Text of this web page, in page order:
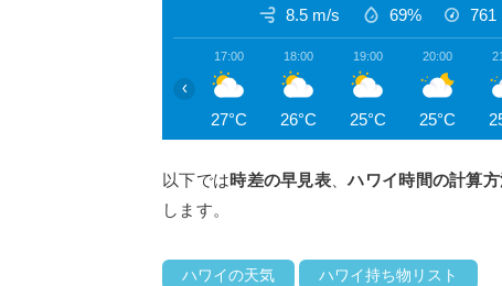
8.5 m/s 69% 761
17:00
27°C
18:00
26°C
19:00
25°C
20:00
25°C
‹
以下では時差の早見表 、ハワイ時間の計算
します。
ハワイの天気 ハワイ持ち物リスト